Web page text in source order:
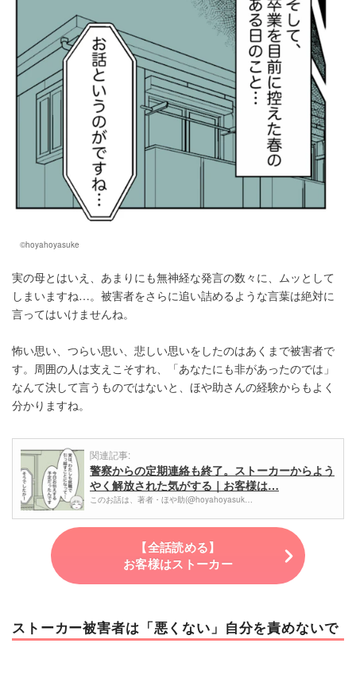
©hoyahoyasuke
実の母とはいえ、あまりにも無神経な発言の数々に、ムッとして
しまいますね…。被害者をさらに追い詰めるような言葉は絶対に
言ってはいけませんね。
怖い思い、つらい思い、悲しい思いをしたのはあくまで被害者で
す。周囲の人は支えこそすれ、「あなたにも非があったのでは」
なんて決して言うものではないと、ほや助さんの経験からもよく
分かりますね。
関連記事:
警察からの定期連絡も終了。ストーカーからよう
やく解放された気がする｜お客様は…
このお話は、著者・ほや助(@hoyahoyasuk…
【全話読める】
お客様はストーカー
ストーカー被害者は「悪くない」自分を責めないで